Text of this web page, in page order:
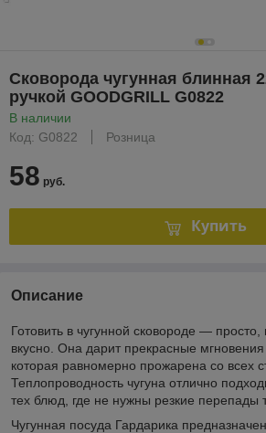
Сковорода чугунная блинная
ручкой GOODGRILL G0822
В наличии
Код: G0822
Розница
58 руб.
Купить
Описание
Готовить в чугунной сковороде —
вкусно. Она дарит прекрасные мгновения
которая равномерно прожарена со всех
Теплопроводность чугуна отлично
тех блюд, где не нужны резкие перепады
Чугунная посуда Гардарика